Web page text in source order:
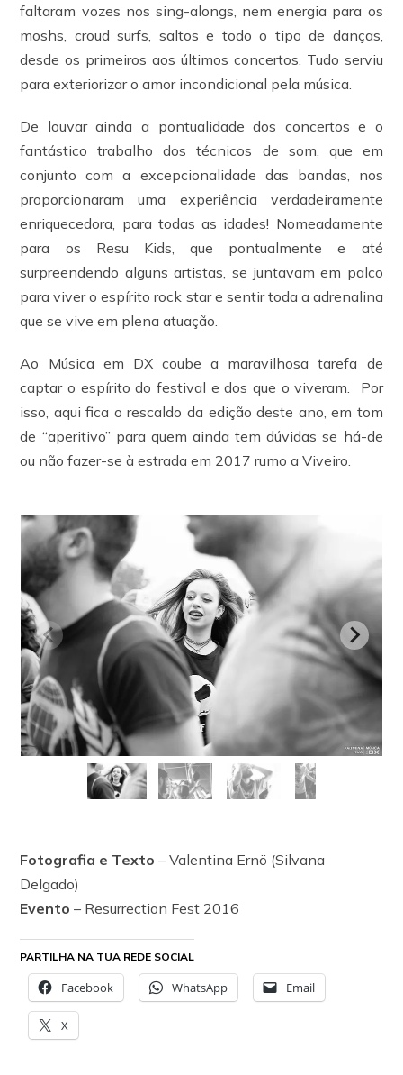
faltaram vozes nos sing-alongs, nem energia para os
moshs, croud surfs, saltos e todo o tipo de danças,
desde os primeiros aos últimos concertos. Tudo serviu
para exteriorizar o amor incondicional pela música.
De louvar ainda a pontualidade dos concertos e o
fantástico trabalho dos técnicos de som, que em
conjunto com a excepcionalidade das bandas, nos
proporcionaram uma experiência verdadeiramente
enriquecedora, para todas as idades! Nomeadamente
para os Resu Kids, que pontualmente e até
surpreendendo alguns artistas, se juntavam em palco
para viver o espírito rock star e sentir toda a adrenalina
que se vive em plena atuação.
Ao Música em DX coube a maravilhosa tarefa de
captar o espírito do festival e dos que o viveram. Por
isso, aqui fica o rescaldo da edição deste ano, em tom
de “aperitivo” para quem ainda tem dúvidas se há-de
ou não fazer-se à estrada em 2017 rumo a Viveiro.
Fotografia e Texto – Valentina Ernö (Silvana
Delgado)
Evento – Resurrection Fest 2016
PARTILHA NA TUA REDE SOCIAL
Facebook WhatsApp Email
X